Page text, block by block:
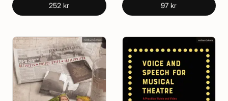
252 kr 97 kr